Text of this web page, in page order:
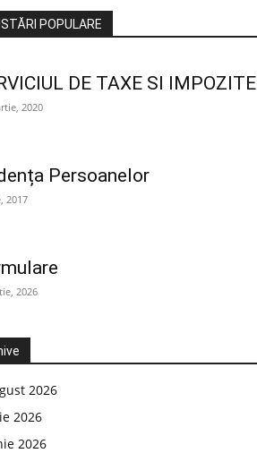
POPULARE
DE TAXE SI IMPOZITE
2020
Persoanelor
2017
2026
2026
2026
2026